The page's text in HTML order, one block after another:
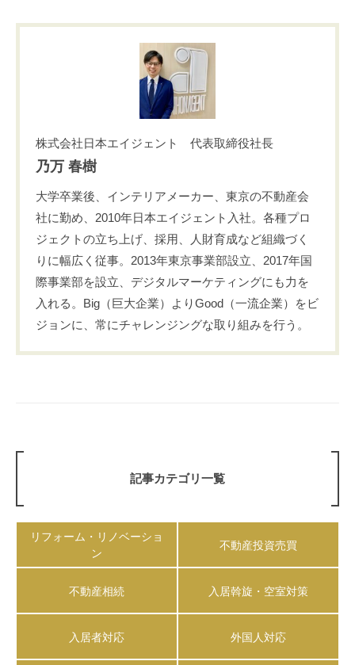
株式会社日本エイジェント 代表取締役社長
乃万 春樹
大学卒業後、インテリアメーカー、東京の不動産会
社に勤め、2010年日本エイジェント入社。各種プロ
ジェクトの立ち上げ、採用、人財育成など組織づく
りに幅広く従事。2013年東京事業部設立、2017年国
際事業部を設立、デジタルマーケティングにも力を
入れる。Big（巨大企業）よりGood（一流企業）をビ
ジョンに、常にチャレンジングな取り組みを行う。
記事カテゴリ一覧
リフォーム・リノベーショ
ン
不動産投資売買
不動産相続 入居斡旋・空室対策
入居者対応 外国人対応